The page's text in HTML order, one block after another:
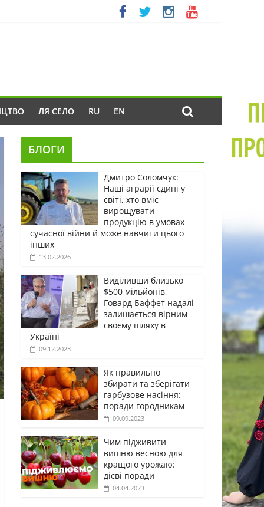
ЛЯ СЕЛО RU EN
БЛОГИ
Дмитро Соломчук:
Наші аграрії єдині у
світі, хто вміє
вирощувати
продукцію в умовах
сучасної війни й може навчити цього
інших
13.02.2026
Виділивши близько
$500 мільйонів,
Говард Баффет надалі
залишається вірним
своєму шляху в
Україні
09.12.2023
Як правильно
збирати та зберігати
гарбузове насіння:
поради городникам
09.09.2023
Чим підживити
вишню весною для
кращого урожаю:
дієві поради
04.04.2023